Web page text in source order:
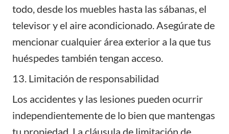
todo, desde los muebles hasta las sábanas, el
televisor y el aire acondicionado. Asegúrate de
mencionar cualquier área exterior a la que tus
huéspedes también tengan acceso.
13. Limitación de responsabilidad
Los accidentes y las lesiones pueden ocurrir
independientemente de lo bien que mantengas